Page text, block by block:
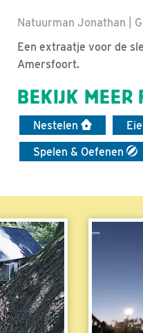
Natuurman Jonathan |
Een extraatje voor de
Amersfoort.
BEKIJK MEER
Nestelen
Spelen & Oefenen